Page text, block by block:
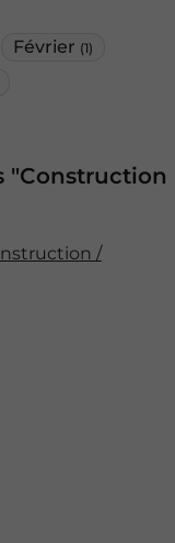
Février (1)
"Construction
/